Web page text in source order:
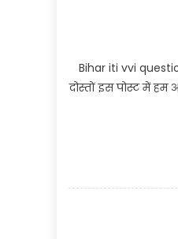
Bihar iti vvi
दोस्तों इस पोस्ट में